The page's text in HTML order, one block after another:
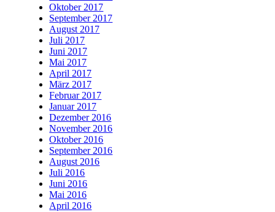
Oktober 2017
September 2017
August 2017
Juli 2017
Juni 2017
Mai 2017
April 2017
März 2017
Februar 2017
Januar 2017
Dezember 2016
November 2016
Oktober 2016
September 2016
August 2016
Juli 2016
Juni 2016
Mai 2016
April 2016